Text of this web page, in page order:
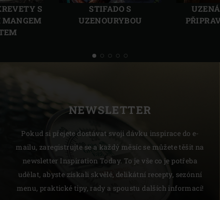
S
MANGEM
STIFADO S
UZENOURYBOU
NEWSLETTER
Pokud si přejete dostávat svoji dávku inspirace do e-
mailu, zaregistrujte se a každý měsíc se můžete těšit na
newsletter Inspiration Today. To je vše co je potřeba
udělat, abyste získali skvělé, delikátní recepty, sezónní
menu, praktické tipy, rady a spoustu dalších informací!